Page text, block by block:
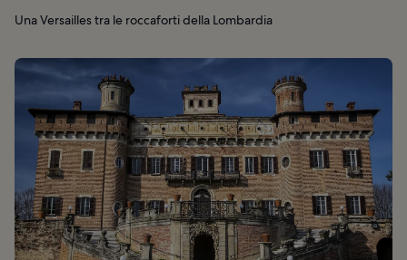
Una Versailles tra le roccaforti della Lombardia